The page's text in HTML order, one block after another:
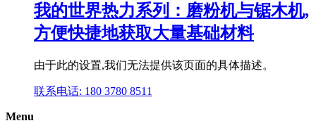
我的世界热力系列：磨粉机与锯木机,
方便快捷地获取大量基础材料
由于此的设置,我们无法提供该页面的具体描述。
联系电话: 180 3780 8511
Menu